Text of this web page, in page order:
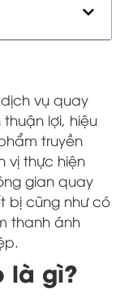
vụ quay
lợi, hiệu
truyền
vị thực hiện
gian quay
bị cũng như có
thanh ánh
là gì?